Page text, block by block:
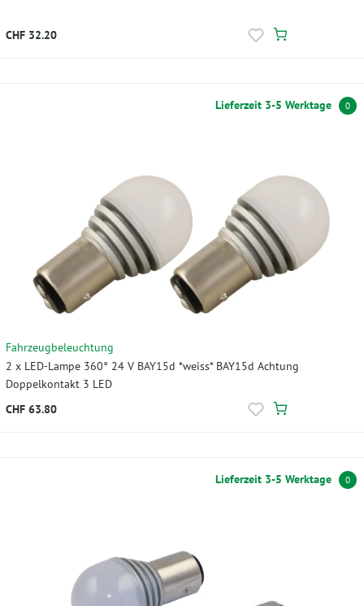
CHF 32.20
Lieferzeit 3-5 Werktage 0
Fahrzeugbeleuchtung
2 x LED-Lampe 360° 24 V BAY15d *weiss* BAY15d Achtung
Doppelkontakt 3 LED
CHF 63.80
Lieferzeit 3-5 Werktage 0